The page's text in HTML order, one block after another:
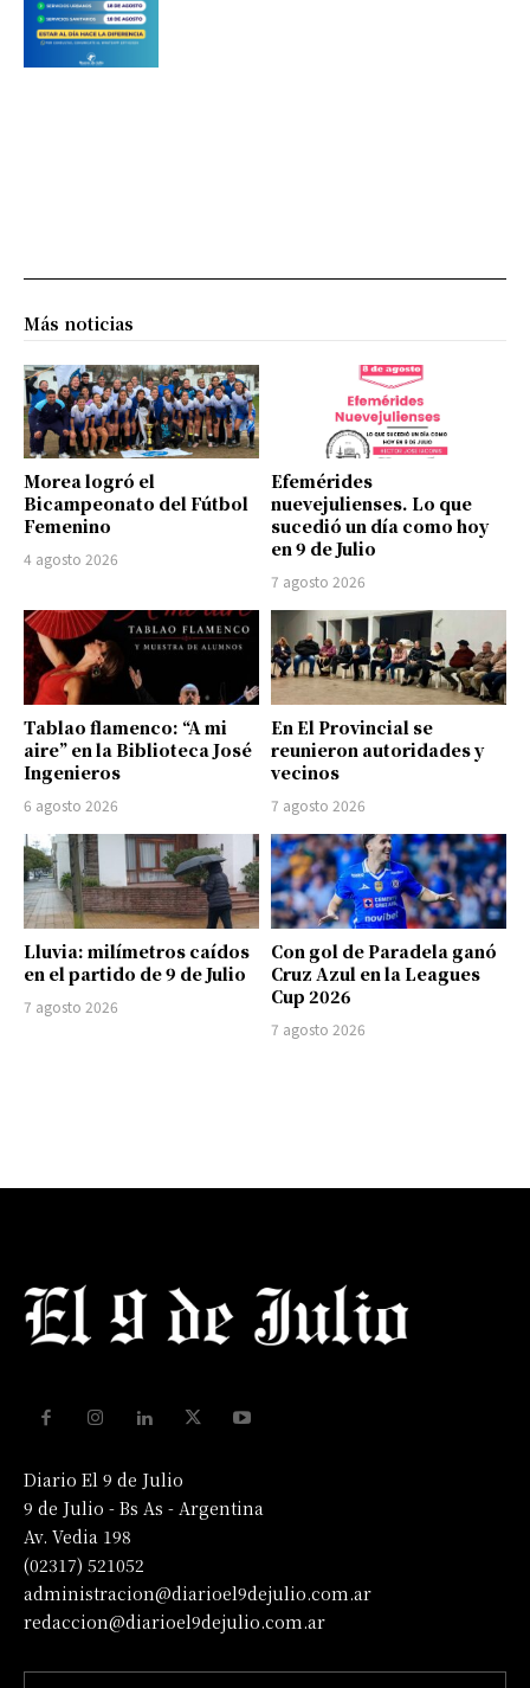
Más noticias
Morea logró el
Bicampeonato del Fútbol
Femenino
4 agosto 2026
Efemérides
nuevejulienses. Lo que
sucedió un día como hoy
en 9 de Julio
7 agosto 2026
Tablao flamenco: “A mi
aire” en la Biblioteca José
Ingenieros
6 agosto 2026
En El Provincial se
reunieron autoridades y
vecinos
7 agosto 2026
Lluvia: milímetros caídos
en el partido de 9 de Julio
7 agosto 2026
Con gol de Paradela ganó
Cruz Azul en la Leagues
Cup 2026
7 agosto 2026
Diario El 9 de Julio
9 de Julio - Bs As - Argentina
Av. Vedia 198
(02317) 521052
administracion@diarioel9dejulio.com.ar
redaccion@diarioel9dejulio.com.ar